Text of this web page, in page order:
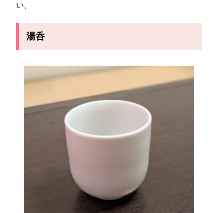
い。
湯呑